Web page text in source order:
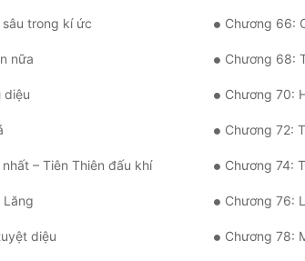
trong kí ức Chương 66:
nữa Chương 68:
diệu Chương 70:
Chương 72:
– Tiên Thiên đấu khí Chương 74:
Lăng Chương 76:
diệu Chương 78: